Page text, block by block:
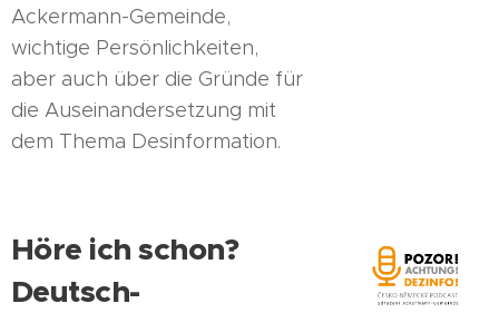
Ackermann-Gemeinde,
wichtige Persönlichkeiten,
aber auch über die Gründe für
die Auseinandersetzung mit
dem Thema Desinformation.
Höre ich schon?
Deutsch-